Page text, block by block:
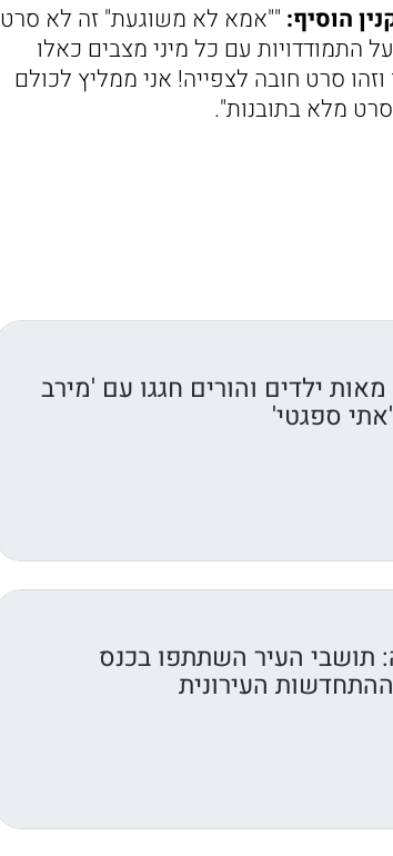
הוסיף: ""אמא לא משוגעת" זה לא סרט
התמודדויות עם כל מיני מצבים כאלו
סרט חובה לצפייה! אני ממליץ לכולם
מלא בתובנות".
ילדים והורים חגגו עם 'מירב
ספגטי'
תושבי העיר השתתפו בכנס
העירונית